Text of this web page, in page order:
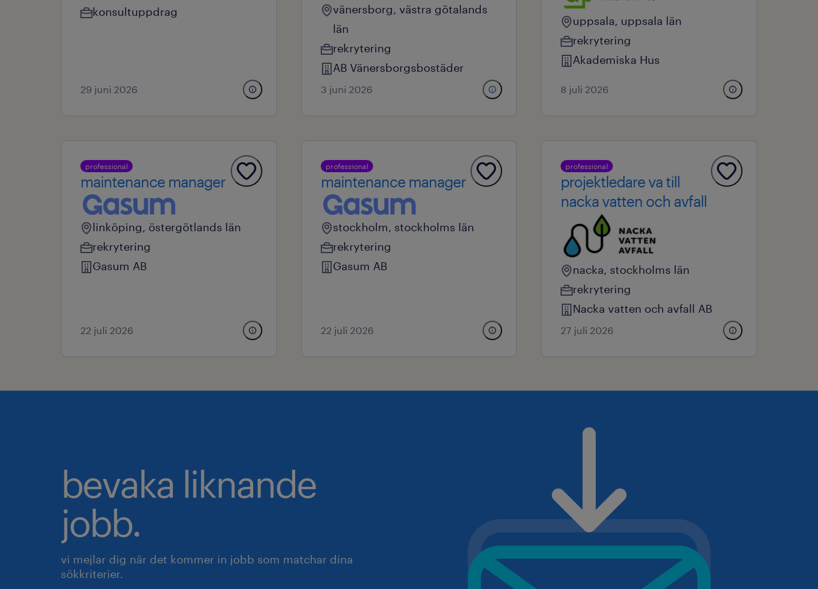
konsultuppdrag
29 juni 2026
vänersborg, västra götalands
län
rekrytering
AB Vänersborgsbostäder
3 juni 2026
uppsala, uppsala län
rekrytering
Akademiska Hus
8 juli 2026
professional
maintenance manager
linköping, östergötlands län
rekrytering
Gasum AB
22 juli 2026
professional
maintenance manager
stockholm, stockholms län
rekrytering
Gasum AB
22 juli 2026
professional
projektledare va till
nacka vatten och avfall
nacka, stockholms län
rekrytering
Nacka vatten och avfall AB
27 juli 2026
bevaka liknande
jobb.
vi mejlar dig när det kommer in jobb som matchar dina
sökkriterier.